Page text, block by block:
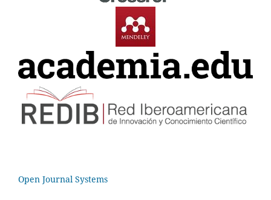
Open Journal Systems